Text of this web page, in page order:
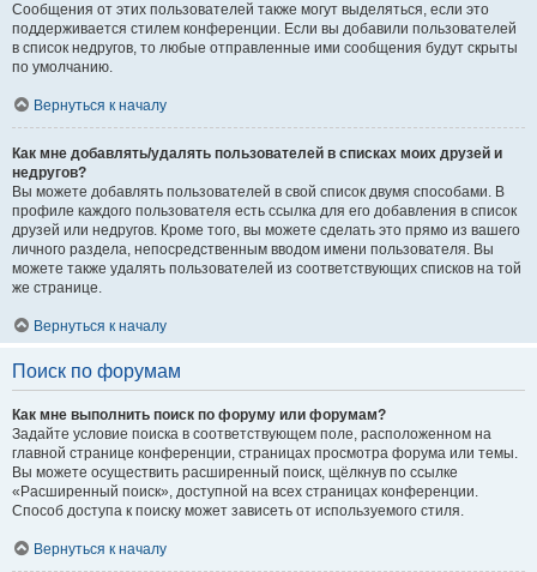
Сообщения от этих пользователей также могут выделяться, если это
поддерживается стилем конференции. Если вы добавили пользователей
в список недругов, то любые отправленные ими сообщения будут скрыты
по умолчанию.
Вернуться к началу
Как мне добавлять/удалять пользователей в списках моих друзей и
недругов?
Вы можете добавлять пользователей в свой список двумя способами. В
профиле каждого пользователя есть ссылка для его добавления в список
друзей или недругов. Кроме того, вы можете сделать это прямо из вашего
личного раздела, непосредственным вводом имени пользователя. Вы
можете также удалять пользователей из соответствующих списков на той
же странице.
Вернуться к началу
Поиск по форумам
Как мне выполнить поиск по форуму или форумам?
Задайте условие поиска в соответствующем поле, расположенном на
главной странице конференции, страницах просмотра форума или темы.
Вы можете осуществить расширенный поиск, щёлкнув по ссылке
«Расширенный поиск», доступной на всех страницах конференции.
Способ доступа к поиску может зависеть от используемого стиля.
Вернуться к началу